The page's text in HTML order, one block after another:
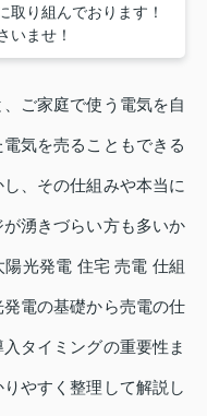
取り組んでおります！
いませ！
ご家庭で使う電気を自
気を売ることもできる
、その仕組みや本当に
湧きづらい方も多いか
光発電 住宅 売電 仕組
電の基礎から売電の仕
タイミングの重要性ま
やすく整理して解説し